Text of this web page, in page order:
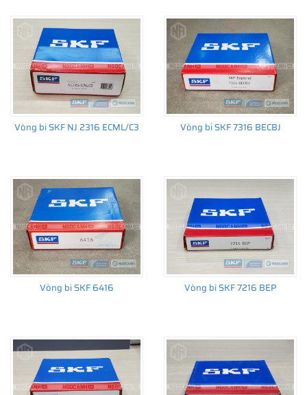
Vòng bi SKF NJ 2316 ECML/C3 Vòng bi SKF 7316 BECBJ
Vòng bi SKF 6416 Vòng bi SKF 7216 BEP